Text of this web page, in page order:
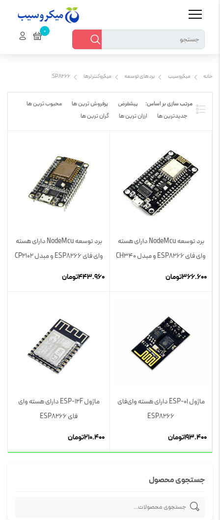
جستجوی محصول
خانه میکروسیب بردهای توسعه میکروکنترلرها ESP8266
پیشفرض پرفروش ترین ها
محبوب ترین ها
جدیدترین ها
ارزان ترین ها گران ترین ها
برد توسعه NodeMcu دارای هسته
وای فای ESP8266 و مبدل CH340
366.600تومان
برد توسعه NodeMcu دارای هسته
وای فای ESP8266 و مبدل CP2102
443.960تومان
ماژول ESP-01 دارای هسته وای‌فای
ESP8266
193.400تومان
ماژول ESP-12F دارای هسته وای
فای ESP8266
210.400تومان